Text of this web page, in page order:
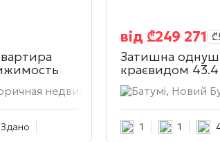
недвижимость
Здано
від ₾249 271 ₾
Затишна
краєвидом
недвижимость
Батумі, Новий
1 1